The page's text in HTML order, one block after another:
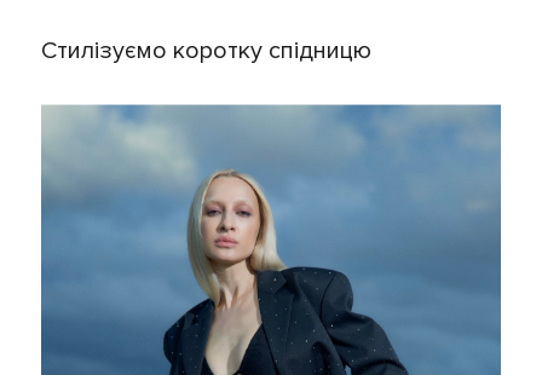
Cтилізуємо коротку спідницю